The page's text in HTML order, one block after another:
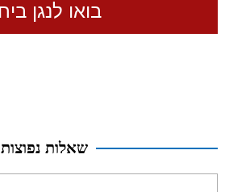
שאלות נפוצות